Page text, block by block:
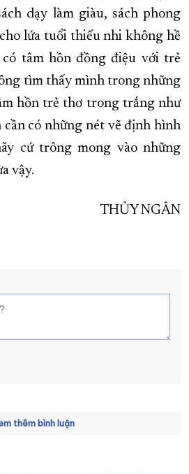
dạy làm giàu, sách phong
lứa tuổi thiếu nhi không hề
tâm hồn đồng điệu với trẻ
tìm thấy mình trong những
hồn trẻ thơ trong trắng như
có những nét vẽ định hình
cứ trông mong vào những
vậy.
THỦY NGÂN
thêm bình luận